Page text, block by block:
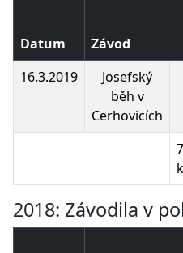
Datum Závod
16.3.2019
Josefský
běh v
Cerhovicích
7
2018: Závodila v